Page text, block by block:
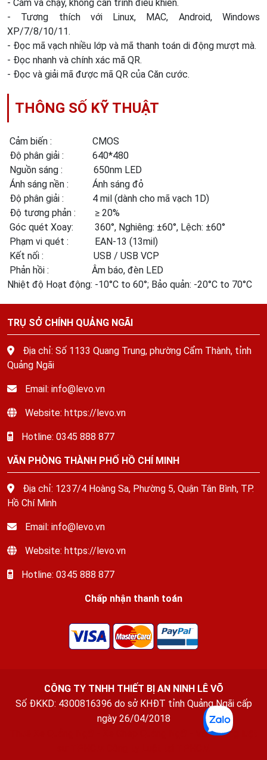
- Cắm và chạy, không cần trình điều khiển.
- Tương thích với Linux, MAC, Android, Windows
XP/7/8/10/11.
- Đọc mã vạch nhiều lớp và mã thanh toán di động mượt mà.
- Đọc nhanh và chính xác mã QR.
- Đọc và giải mã được mã QR của Căn cước.
THÔNG SỐ KỸ THUẬT
Cảm biến : CMOS
Độ phân giải : 640*480
Nguồn sáng : 650nm LED
Ánh sáng nền : Ánh sáng đỏ
Độ phân giải : 4 mil (dành cho mã vạch 1D)
Độ tương phản : ≥ 20%
Góc quét Xoay: 360°, Nghiêng: ±60°, Lệch: ±60°
Phạm vi quét : EAN-13 (13mil)
Kết nối : USB / USB VCP
Phản hồi : Âm báo, đèn LED
Nhiệt độ Hoạt động: -10°С to 60°; Bảo quản: -20°С to 70°С
TRỤ SỞ CHÍNH QUẢNG NGÃI
Địa chỉ: Số 1133 Quang Trung, phường Cẩm Thành, tỉnh
Quảng Ngãi
Email: info@levo.vn
Website: https://levo.vn
Hotline: 0345 888 877
VĂN PHÒNG THÀNH PHỐ HỒ CHÍ MINH
Địa chỉ: 1237/4 Hoàng Sa, Phường 5, Quận Tân Bình, TP.
Hồ Chí Minh
Email: info@levo.vn
Website: https://levo.vn
Hotline: 0345 888 877
Chấp nhận thanh toán
CÔNG TY TNHH THIẾT BỊ AN NINH LÊ VÕ
Số ĐKKD: 4300816396 do sở KHĐT tỉnh Quảng Ngãi cấp
ngày 26/04/2018
Văn phòng luật